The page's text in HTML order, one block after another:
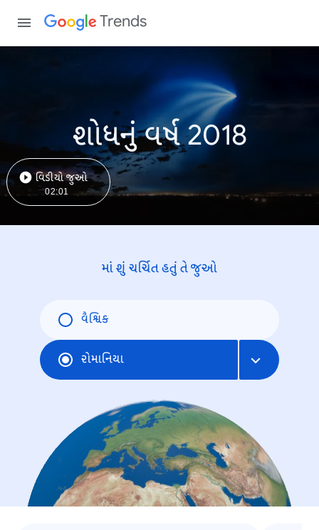
Trends
શોધનું વર્ષ 2018
વિડીયો જુઓ
02:01
માં શું ચર્ચિત હતું તે જુઓ
વૈશ્વિક
રોમાનિયા